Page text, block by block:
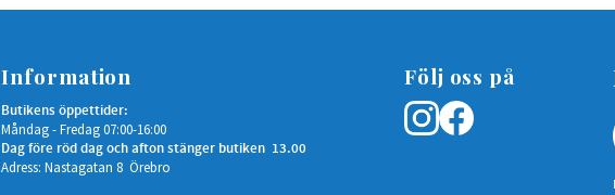
Information
Butikens öppettider:
Måndag - Fredag 07:00-16:00
Dag före röd dag och afton stänger butiken 13.00
Adress: Nastagatan 8 Örebro
Följ oss på